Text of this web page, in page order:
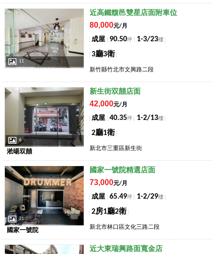
店長推薦
11
近高鐵馥邑雙星店面附車位
80,000元/月
成屋 90.50坪 1-3/23樓
3廳3衛
新竹縣竹北市文興路二段
店長推薦
6
淞暘双囍
新生街双囍店面
42,000元/月
成屋 40.35坪 1-2/13樓
2廳1衛
新北市三重區新生街
店長推薦
21
國家一號院
國家一號院精選店面
73,000元/月
成屋 65.49坪 1-2/29樓
2房1廳2衛
新北市林口區文化三路二段
店長推薦 近大東瑞興路面寬金店